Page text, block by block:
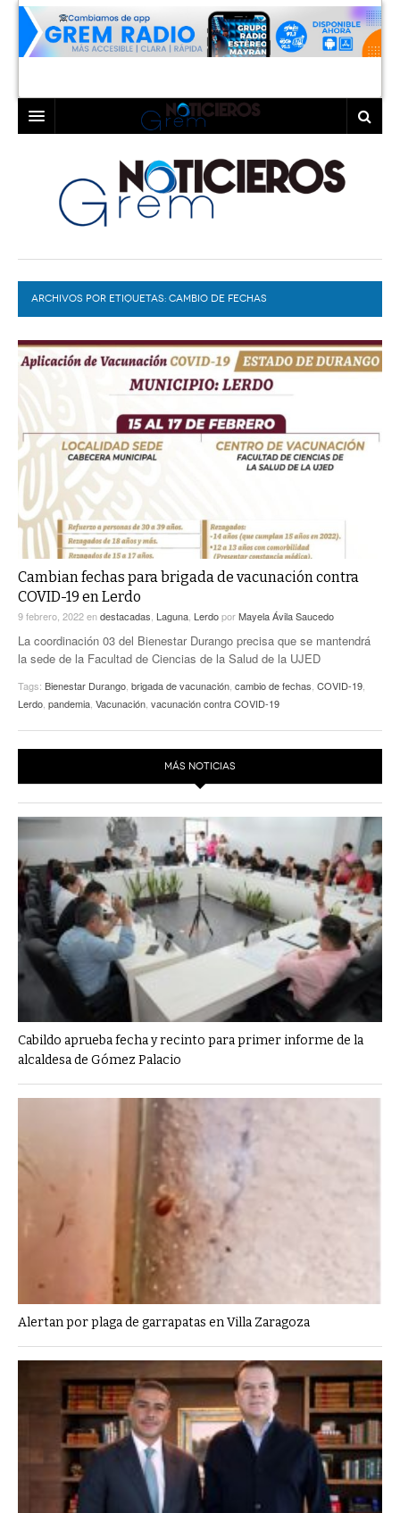
LAGUNA
TORREÓN
GÓMEZ PALACIO
LERDO
COAHUILA
DURANGO
DEPORTES
EXA INFORMA
CONTEXTOS
TRAYECTO LAGUNA
A MEDIA MAÑANA
A TODA LEY
ENTRE LAGUNEROS
DIÁLOGOS CON LA HISTORIA
TWEETS AND BEATS
LA MEJOR 97.1 ESTÉREO GALLITO
PULSO
LA MEJOR INFORMACIÓN
ARCHIVOS POR ETIQUETAS: CAMBIO DE FECHAS
Cambian fechas para brigada de vacunación contra
COVID-19 en Lerdo
9 febrero, 2022endestacadas Laguna LerdoporMayela Ávila Saucedo
La coordinación 03 del Bienestar Durango precisa que se mantendrá
la sede de la Facultad de Ciencias de la Salud de la UJED
Tags: Bienestar Durango brigada de vacunación cambio de fechas COVID-19
Lerdo pandemia Vacunación vacunación contra COVID-19
MÁS NOTICIAS
Cabildo aprueba fecha y recinto para primer informe de la
alcaldesa de Gómez Palacio
Alertan por plaga de garrapatas en Villa Zaragoza